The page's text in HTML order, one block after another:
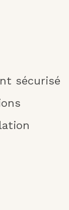
sécurisé